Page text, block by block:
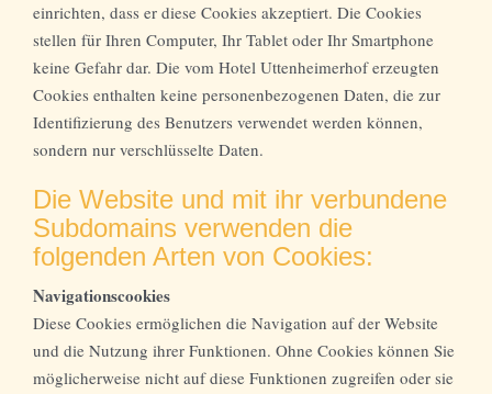
einrichten, dass er diese Cookies akzeptiert. Die Cookies
stellen für Ihren Computer, Ihr Tablet oder Ihr Smartphone
keine Gefahr dar. Die vom Hotel Uttenheimerhof erzeugten
Cookies enthalten keine personenbezogenen Daten, die zur
Identifizierung des Benutzers verwendet werden können,
sondern nur verschlüsselte Daten.
Die Website und mit ihr verbundene
Subdomains verwenden die
folgenden Arten von Cookies:
Navigationscookies
Diese Cookies ermöglichen die Navigation auf der Website
und die Nutzung ihrer Funktionen. Ohne Cookies können Sie
möglicherweise nicht auf diese Funktionen zugreifen oder sie